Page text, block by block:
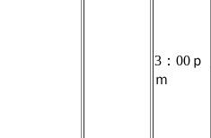
3：00ｐ
ｍ